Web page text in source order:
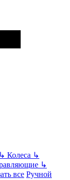
↳ Колеса ↳
↳
все Ручной